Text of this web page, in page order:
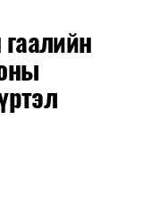
дэвшигчийг
бодлого болон
дахин
дахь Сенатын
тойргийн үр
болох АНУ-ын